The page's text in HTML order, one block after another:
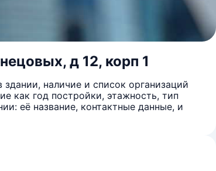
д 12, корп 1
наличие и список организаций
как год постройки, этажность, тип
её название, контактные данные, и